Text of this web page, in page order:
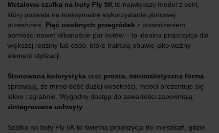
Metalowa szafka na buty Fly 5K to największy model z serii,
który pozwala na maksymalne wykorzystanie pionowej
przestrzeni. Pięć osobnych przegródek z powodzeniem
pomieści nawet kilkanaście par butów – to idealna propozycja dla
większej rodziny lub osób, które traktują obuwie jako ważny
element stylizacji.
Stonowana kolorystyka oraz prosta, minimalistyczna forma
sprawiają, że mimo dość dużej wysokości, mebel prezentuje się
lekko i zgrabnie. Wygodny dostęp do zawartości zapewniają
zintegrowane uchwyty
Szafka na buty Fly 5K to świetna propozycja do mieszkań, gdzie